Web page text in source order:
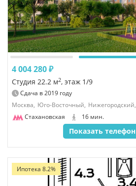
4 004 280 ₽
Студия 22.2 м2, этаж 1/9
Сдача в2019 году
Москва, Юго-Восточный, Нижегородский,
Стахановская
16 мин.
Показать телефон
Ипотека 8.2%